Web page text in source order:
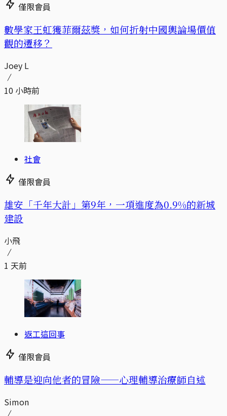
僅限會員
數學家王虹獲菲爾茲獎，如何折射中國輿論場價值
觀的遷移？
Joey L
10 小時前
社會
僅限會員
​​雄安「千年大計」第9年，一項進度為0.9%的新城
建設
小飛
1 天前
返工這回事
僅限會員
輔導是迎向他者的冒險——心理輔導治療師自述
Simon